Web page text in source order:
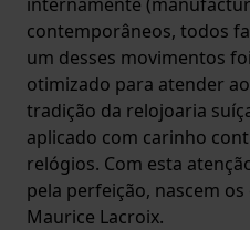
contemporâneos, todos
um desses movimentos
otimizado para atender
tradição da relojoaria
aplicado com carinho
relógios. Com esta
pela perfeição, nascem
Maurice Lacroix.